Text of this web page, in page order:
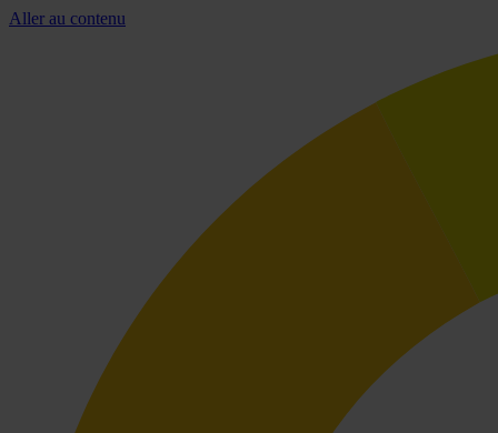
Aller au contenu